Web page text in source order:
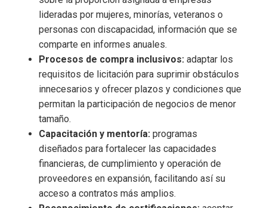
lideradas por mujeres, minorías, veteranos o
personas con discapacidad, información que se
comparte en informes anuales.
Procesos de compra inclusivos: adaptar los
requisitos de licitación para suprimir obstáculos
innecesarios y ofrecer plazos y condiciones que
permitan la participación de negocios de menor
tamaño.
Capacitación y mentoría: programas
diseñados para fortalecer las capacidades
financieras, de cumplimiento y operación de
proveedores en expansión, facilitando así su
acceso a contratos más amplios.